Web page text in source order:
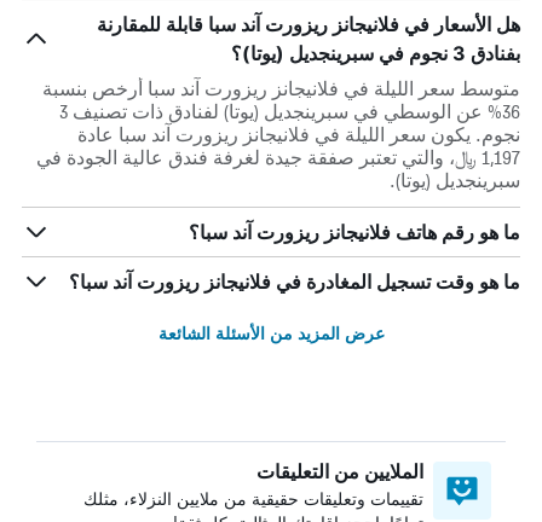
هل الأسعار في فلانيجانز ريزورت آند سبا قابلة للمقارنة
بفنادق 3 نجوم في سبرينجديل (يوتا)؟
متوسط سعر الليلة في فلانيجانز ريزورت آند سبا أرخص بنسبة
36% عن الوسطي في سبرينجديل (يوتا) لفنادق ذات تصنيف 3
نجوم. يكون سعر الليلة في فلانيجانز ريزورت آند سبا عادة
1,197 ﷼، والتي تعتبر صفقة جيدة لغرفة فندق عالية الجودة في
سبرينجديل (يوتا).
ما هو رقم هاتف فلانيجانز ريزورت آند سبا؟
ما هو وقت تسجيل المغادرة في فلانيجانز ريزورت آند سبا؟
عرض المزيد من الأسئلة الشائعة
الملايين من التعليقات
تقييمات وتعليقات حقيقية من ملايين النزلاء، مثلك